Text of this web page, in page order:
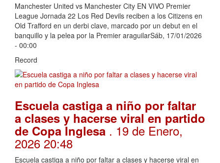
Manchester United vs Manchester City EN VIVO Premier
League Jornada 22 Los Red Devils reciben a los Citizens en
Old Trafford en un derbi clave, marcado por un debut en el
banquillo y la pelea por la Premier araguilarSáb, 17/01/2026
- 00:00
Record
Escuela castiga a niño por faltar
a clases y hacerse viral en partido
de Copa Inglesa . 19 de Enero,
2026 20:48
Escuela castiga a niño por faltar a clases y hacerse viral en